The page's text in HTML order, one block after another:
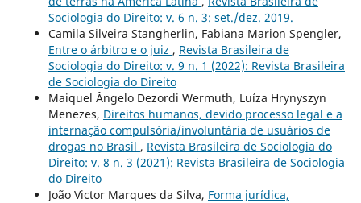
Sociologia do Direito: v. 6 n. 3: set./dez. 2019.
Camila Silveira Stangherlin, Fabiana Marion Spengler,
Entre o árbitro e o juiz , Revista Brasileira de
Sociologia do Direito: v. 9 n. 1 (2022): Revista Brasileira
de Sociologia do Direito
Maiquel Ângelo Dezordi Wermuth, Luíza Hrynyszyn
Menezes, Direitos humanos, devido processo legal e a
internação compulsória/involuntária de usuários de
drogas no Brasil , Revista Brasileira de Sociologia do
Direito: v. 8 n. 3 (2021): Revista Brasileira de Sociologia
do Direito
João Victor Marques da Silva, Forma jurídica,